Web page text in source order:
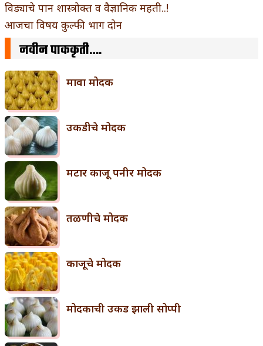
विड्याचे पान शास्त्रोक्त व वैज्ञानिक महती..!
आजचा विषय कुल्फी भाग दोन
नवीन पाककृती….
मावा मोदक
उकडीचे मोदक
मटार काजू पनीर मोदक
तळणीचे मोदक
काजूचे मोदक
मोदकाची उकड झाली सोप्पी